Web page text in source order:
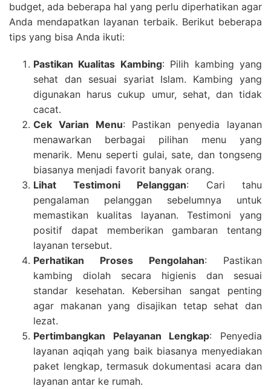
budget, ada beberapa hal yang perlu diperhatikan agar
Anda mendapatkan layanan terbaik. Berikut beberapa
tips yang bisa Anda ikuti:
Pastikan Kualitas Kambing: Pilih kambing yang
sehat dan sesuai syariat Islam. Kambing yang
digunakan harus cukup umur, sehat, dan tidak
cacat.
Cek Varian Menu: Pastikan penyedia layanan
menawarkan berbagai pilihan menu yang
menarik. Menu seperti gulai, sate, dan tongseng
biasanya menjadi favorit banyak orang.
Lihat Testimoni Pelanggan: Cari tahu
pengalaman pelanggan sebelumnya untuk
memastikan kualitas layanan. Testimoni yang
positif dapat memberikan gambaran tentang
layanan tersebut.
Perhatikan Proses Pengolahan: Pastikan
kambing diolah secara higienis dan sesuai
standar kesehatan. Kebersihan sangat penting
agar makanan yang disajikan tetap sehat dan
lezat.
Pertimbangkan Pelayanan Lengkap: Penyedia
layanan aqiqah yang baik biasanya menyediakan
paket lengkap, termasuk dokumentasi acara dan
layanan antar ke rumah.